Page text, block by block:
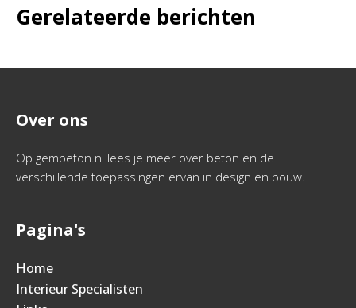
Gerelateerde berichten
Over ons
Op gembeton.nl lees je meer over beton en de
verschillende toepassingen ervan in design en bouw.
Pagina's
Home
Interieur Specialisten